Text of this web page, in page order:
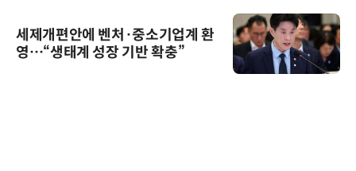
세제개편안에 벤처·중소기업계 환
영…“생태계 성장 기반 확충”